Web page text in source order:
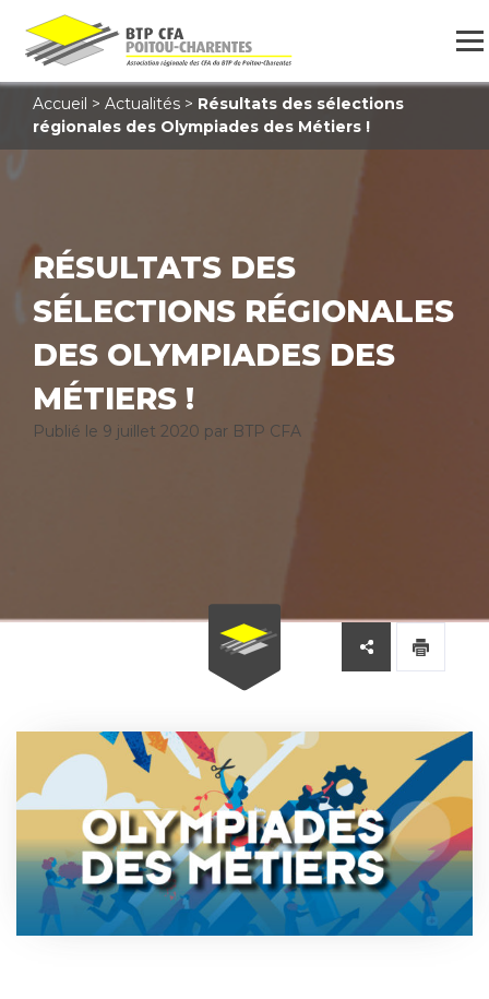
RÉSULTATS DES
SÉLECTIONS RÉGIONALES
DES OLYMPIADES DES
MÉTIERS !
Publié le 9 juillet 2020 par BTP CFA
Accueil > Actualités > Résultats des sélections
régionales des Olympiades des Métiers !